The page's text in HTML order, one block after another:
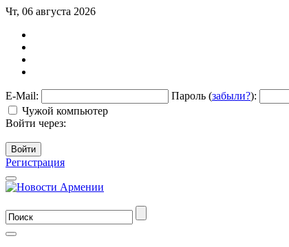
Чт, 06 августа 2026
E-Mail: Пароль (забыли?):
Чужой компьютер
Войти через:
Войти
Регистрация